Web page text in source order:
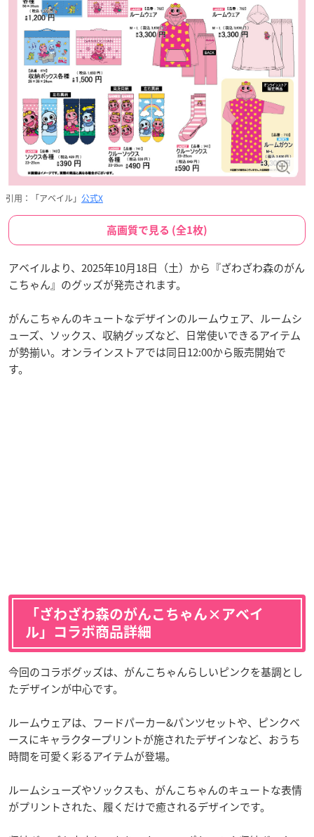
引用：「アベイル」 公式X
高画質で見る (全1枚)
アベイルより、2025年10月18日（土）から『ざわざわ森のがん
こちゃん』のグッズが発売されます。
がんこちゃんのキュートなデザインのルームウェア、ルームシ
ューズ、ソックス、収納グッズなど、日常使いできるアイテム
が勢揃い。オンラインストアでは同日12:00から販売開始で
す。
「ざわざわ森のがんこちゃん×アベイ
ル」コラボ商品詳細
今回のコラボグッズは、がんこちゃんらしいピンクを基調とし
たデザインが中心です。
ルームウェアは、フードパーカー&パンツセットや、ピンクベ
ースにキャラクタープリントが施されたデザインなど、おうち
時間を可愛く彩るアイテムが登場。
ルームシューズやソックスも、がんこちゃんのキュートな表情
がプリントされた、履くだけで癒されるデザインです。